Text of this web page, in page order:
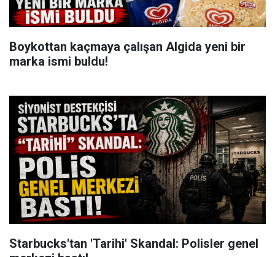
Boykottan kaçmaya çalışan Algida yeni bir
marka ismi buldu!
Starbucks'tan 'Tarihi' Skandal: Polisler genel